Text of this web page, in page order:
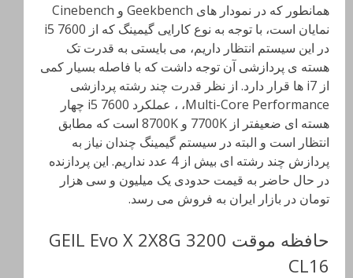
همانطور که در نمودار های Geekbench و Cinebench
نمایان است، با توجه به نوع کارایی گیمینگ که از i5 7600
در این سیستم انتظار داریم، می بایستی به قدرت تک
هسته ی پردازشی آن توجه داشت که با فاصله بسیار کمی
از i7 ها قرار دارد. از نظر قدرت چند رشته پردازشی
Multi-Core Performance، ، عملکرد i5 7600 چهار
هسته ای ضعیفتر از 7700K و 8700K است که مطابق
انتظار است و البته در سیستم گیمینگ چندان نیاز به
پردازش چند رشته ای بیش از 4 عدد نداریم. این پردازنده
در حال حاضر به قیمت حدودی یک میلیون و سی هزار
تومان در بازار ایران به فروش می رسد.
حافظه موقت GEIL Evo X 2X8G 3200
CL16